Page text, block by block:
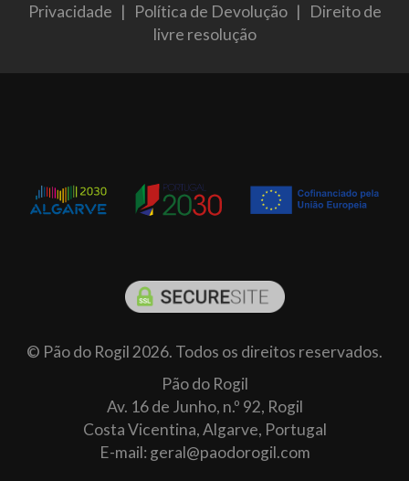
Privacidade | Política de Devolução|
Direito de
livre resolução
© Pão do Rogil 2026. Todos os direitos reservados.
Pão do Rogil
Av. 16 de Junho, n.º 92, Rogil
Costa Vicentina, Algarve, Portugal
E-mail: geral@paodorogil.com